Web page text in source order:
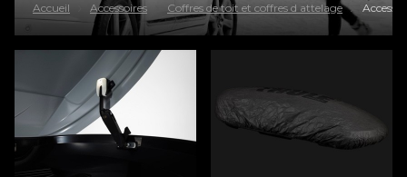
Accueil Accessoires Coffres de toit et coffres d attelage